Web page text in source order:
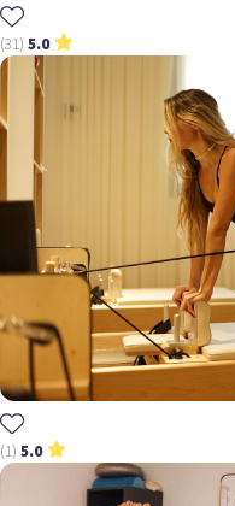
5.0
(31)
5.0
(1)